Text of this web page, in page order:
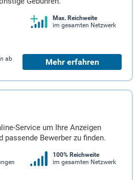
Max. Reichweite
im gesamten Netzwerk
ab
Mehr erfahren
Service um Ihre Anzeigen
passende Bewerber zu finden.
100% Reichweite
im gesamten Netzwerk